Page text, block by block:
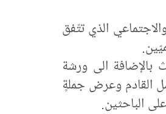
الذي تتّفق
بالإضافة الى ورشة
القادم وعرض جملةٍ
الباحثين.